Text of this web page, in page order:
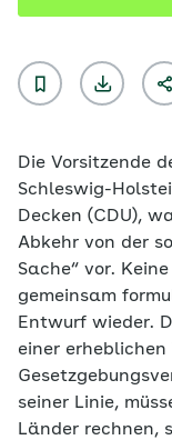
Die Vorsitzende
Schleswig-
Decken (CDU),
Abkehr von der
Sache“ vor.
gemeinsam
Entwurf wieder.
einer erheblichen
seiner Linie,
Länder rechnen,